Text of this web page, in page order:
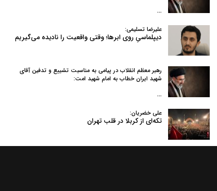
…
علیرضا تسلیمی:
دیپلماسیِ روی ابرها؛ وقتی واقعیت را نادیده می‌گیریم
رهبر معظم انقلاب در پیامی به‌ مناسبت تشییع و تدفین آقای
شهید ایران خطاب به امام شهید امت:
…
علی خضریان:
تکه‌ای از کربلا در قلب تهران